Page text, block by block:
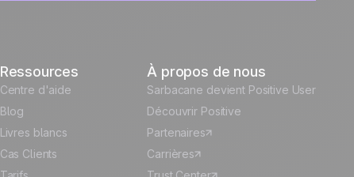
Ressources
Centre d'aide
Blog
Livres blancs
Cas Clients
À propos de nous
Sarbacane devient Positive User
Découvrir Positive
Partenaires
Carrières